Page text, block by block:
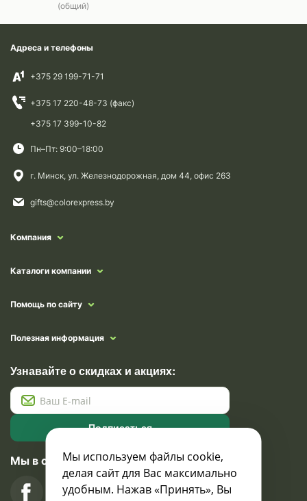
(общий)
Адреса и телефоны
+375 29 199-71-71
+375 17 220-48-73 (факс)
+375 17 399-10-82
Пн–Пт: 9:00–18:00
г. Минск, ул. Железнодорожная, дом 44, офис 263
gifts@colorexpress.by
Компания
Каталоги компании
Помощь по сайту
Полезная информация
Узнавайте о скидках и акциях:
Подписаться
Мы в социальных сетях
Мы используем файлы cookie,
делая сайт для Вас максимально
удобным. Нажав «Принять», Вы